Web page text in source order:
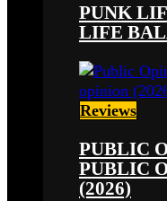
PUNK
LIFE
Reviews
PUBLIC
PUBLIC
(2026)